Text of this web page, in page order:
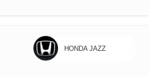
HONDA JAZZ